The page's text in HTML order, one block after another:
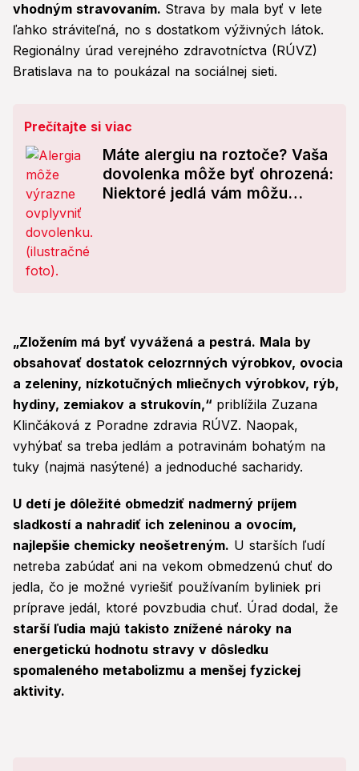
vhodným stravovaním. Strava by mala byť v lete
ľahko stráviteľná, no s dostatkom výživných látok.
Regionálny úrad verejného zdravotníctva (RÚVZ)
Bratislava na to poukázal na sociálnej sieti.
Prečítajte si viac
Máte alergiu na roztoče? Vaša
dovolenka môže byť ohrozená:
Niektoré jedlá vám môžu
„Zložením má byť vyvážená a pestrá. Mala by
obsahovať dostatok celozrnných výrobkov, ovocia
a zeleniny, nízkotučných mliečnych výrobkov, rýb,
hydiny, zemiakov a strukovín,“ priblížila Zuzana
Klinčáková z Poradne zdravia RÚVZ. Naopak,
vyhýbať sa treba jedlám a potravinám bohatým na
tuky (najmä nasýtené) a jednoduché sacharidy.
U detí je dôležité obmedziť nadmerný príjem
sladkostí a nahradiť ich zeleninou a ovocím,
najlepšie chemicky neošetreným. U starších ľudí
netreba zabúdať ani na vekom obmedzenú chuť do
jedla, čo je možné vyriešiť používaním byliniek pri
príprave jedál, ktoré povzbudia chuť. Úrad dodal, že
starší ľudia majú takisto znížené nároky na
energetickú hodnotu stravy v dôsledku
spomaleného metabolizmu a menšej fyzickej
aktivity.